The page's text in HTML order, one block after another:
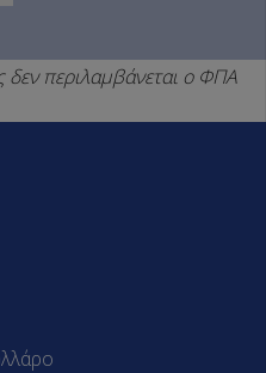
δεν περιλαμβάνεται ο ΦΠΑ